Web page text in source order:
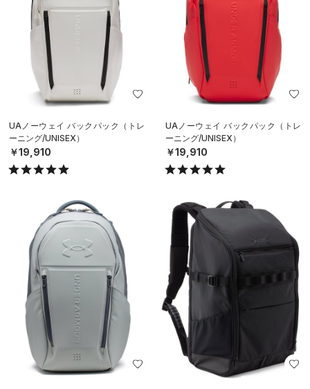
UAノーウェイ バックパック（トレ
ーニング/UNISEX）
￥19,910
UAノーウェイ バックパック（トレ
ーニング/UNISEX）
￥19,910